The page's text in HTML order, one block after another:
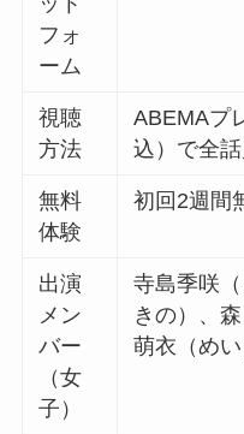
フォ
ーム
視聴
方法
ABEMAプ
込）で全
無料
体験
初回2週間
出演
メン
バー
（女
子）
寺島季咲
きの）、
萌衣（め